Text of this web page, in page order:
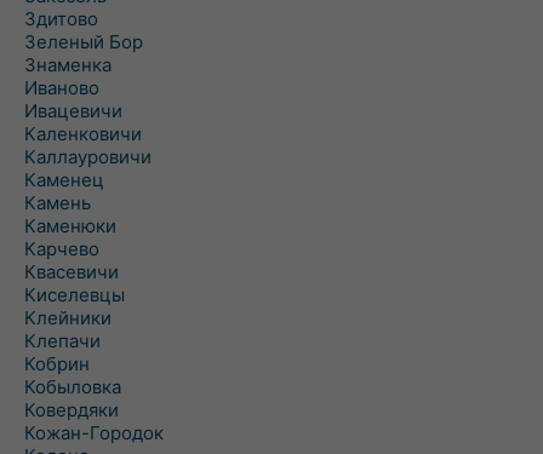
Здитово
Зеленый Бор
Знаменка
Иваново
Ивацевичи
Каленковичи
Каллауровичи
Каменец
Камень
Каменюки
Карчево
Квасевичи
Киселевцы
Клейники
Клепачи
Кобрин
Кобыловка
Ковердяки
Кожан-Городок